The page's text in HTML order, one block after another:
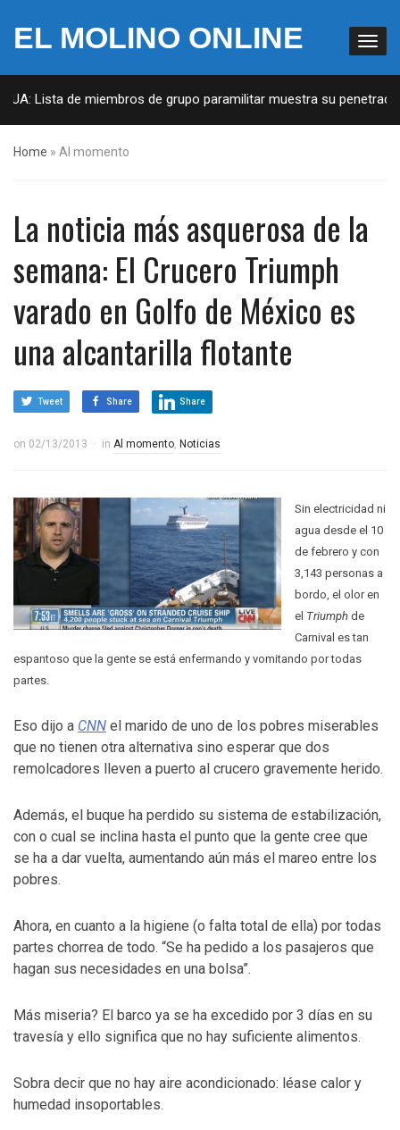
EL MOLINO ONLINE
Lista de miembros de grupo paramilitar muestra su penetración
Home » Al momento
La noticia más asquerosa de la
semana: El Crucero Triumph
varado en Golfo de México es
una alcantarilla flotante
Tweet Share Share
on 02/13/2013 in Al momento, Noticias
Sin electricidad ni
agua desde el 10
de febrero y con
3,143 personas a
bordo, el olor en
el Triumph de
Carnival es tan
espantoso que la gente se está enfermando y vomitando por todas
partes.
Eso dijo a CNN el marido de uno de los pobres miserables
que no tienen otra alternativa sino esperar que dos
remolcadores lleven a puerto al crucero gravemente herido.
Además, el buque ha perdido su sistema de estabilización,
con o cual se inclina hasta el punto que la gente cree que
se ha a dar vuelta, aumentando aún más el mareo entre los
pobres.
Ahora, en cuanto a la higiene (o falta total de ella) por todas
partes chorrea de todo. “Se ha pedido a los pasajeros que
hagan sus necesidades en una bolsa”.
Más miseria? El barco ya se ha excedido por 3 días en su
travesía y ello significa que no hay suficiente alimentos.
Sobra decir que no hay aire acondicionado: léase calor y
humedad insoportables.